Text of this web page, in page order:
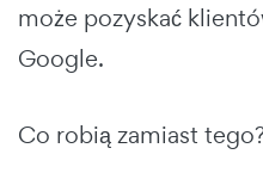
może pozyskać
Google.
Co robią zamiast